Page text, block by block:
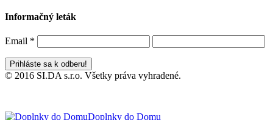
Informačný leták
Email *
© 2016 SI.DA s.r.o. Všetky práva vyhradené.
Doplnky do Domu